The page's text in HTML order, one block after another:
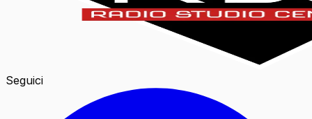
Seguici